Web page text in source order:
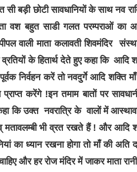
बड़ी छोटी सावधानियों के साथ नव
वश बहुत साडी गलत परम्पराओं का
वाली माता कलावती शिवमंदिर
व्रतियों के हितार्थ देते हुए कहा कि
निर्वहन करें तो नवदुर्गे आदि
करेंगे !इन तमाम बातों पर
कि उक्त नवरात्रि के वालों में
व् मतावलम्बी भी व्रत रखते हैं ! और
का ध्यान रखना होगा तो माँ की
और हर रोज मंदिर में जाकर माता
सर्वदा व्यास 66 वर्षीया
ब्लड डोनर्स अविलंब कैंसर
सेंटर मुल्लांपुर न्यु चंडीगढ़